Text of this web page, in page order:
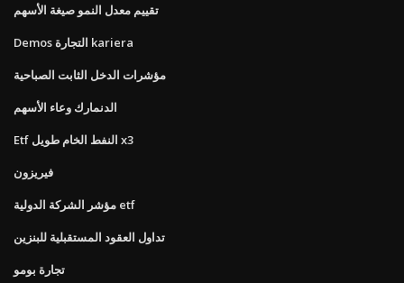
تقييم معدل النمو صيغة الأسهم
Demos التجارة kariera
مؤشرات الدخل الثابت الصباحية
الدنمارك وعاء الأسهم
Etf النفط الخام طويل x3
فيريزون
مؤشر الشركة الدولية etf
تداول العقود المستقبلية للبنزين
تجارة بومو